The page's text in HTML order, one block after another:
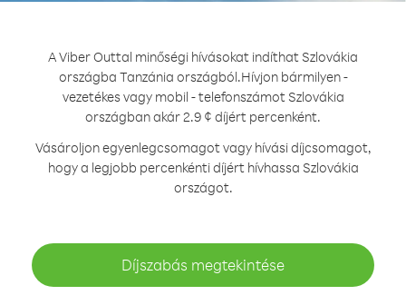
A Viber Outtal minőségi hívásokat indíthat Szlovákia
országba Tanzánia országból.Hívjon bármilyen -
vezetékes vagy mobil - telefonszámot Szlovákia
országban akár 2.9 ¢ díjért percenként.
Vásároljon egyenlegcsomagot vagy hívási díjcsomagot,
hogy a legjobb percenkénti díjért hívhassa Szlovákia
országot.
Díjszabás megtekintése